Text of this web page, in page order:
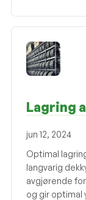
Lagring
jun 12, 2024
Optimal
langvarig
avgjørende
og gir optimal